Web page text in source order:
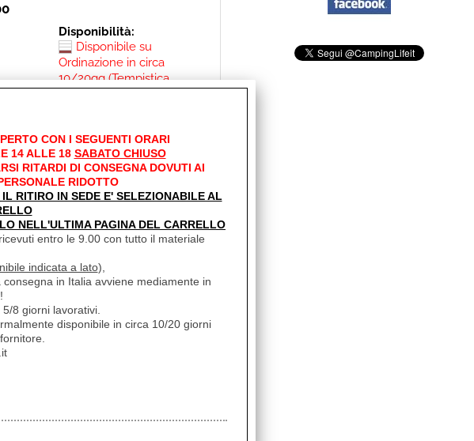
con
Disponibilità:
Disponibile su
Ordinazione in circa
10/20gg (Tempistica
€ 269,00 Sconto 9%
€244,80
Iva inclusa
Disponibilità:
CON I SEGUENTI ORARI
14 ALLE 18 SABATO CHIUSO
RITARDI DI CONSEGNA DOVUTI AI
RIDOTTO
RITIRO IN SEDE E' SELEZIONABILE AL
NELL'ULTIMA PAGINA DEL CARRELLO
entro le 9.00 con tutto il materiale
indicata a lato),
in Italia avviene mediamente in
8 giorni lavorativi.
disponibile in circa 10/20 giorni